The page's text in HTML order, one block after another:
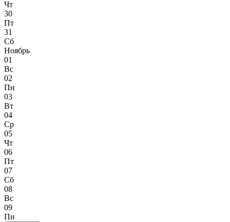
Чт
30
Пт
31
Сб
Ноябрь
01
Вс
02
Пн
03
Вт
04
Ср
05
Чт
06
Пт
07
Сб
08
Вс
09
Пн